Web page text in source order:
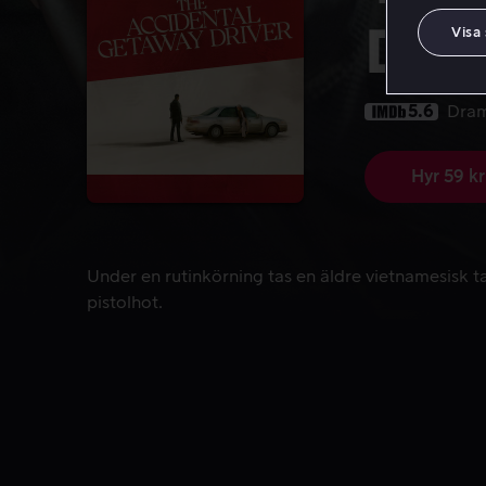
5.6
Hyr 59 kr
Under en rutinkörning tas en äldre vietnamesisk
Under en rutinkörning tas en äldre vietnamesisk
pistolhot.
Visa